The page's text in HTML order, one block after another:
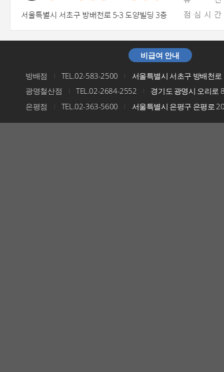
비급여 안내
방배점 I TEL.02-583-2500 I
서울특별시 서초구 방배천
광명철산점
I TEL.02-2684-2552 I
경기도 광명시 오리로
은평점
I TEL.02-363-5600 I 서울특별시 은평구 은평로